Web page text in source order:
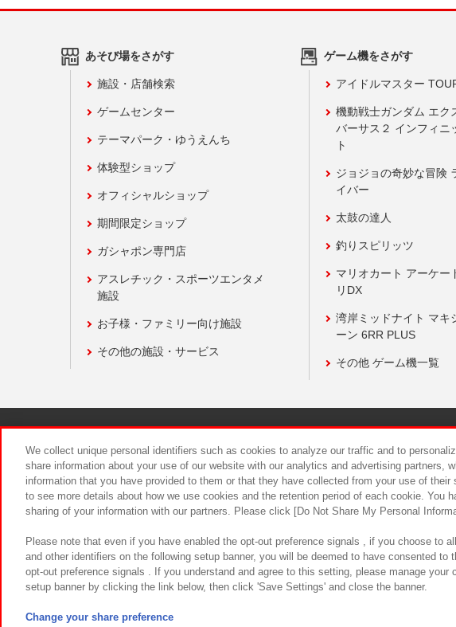
あそび場をさがす
施設・店舗検索
ゲームセンター
テーマパーク・ゆうえんち
体験型ショップ
オフィシャルショップ
期間限定ショップ
ガシャポン専門店
アスレチック・スポーツエンタメ
施設
お子様・ファミリー向け施設
その他の施設・サービス
ゲーム機をさがす
アイドルマスター
機動戦士ガンダム エク
バーサス２ インフィニ
ト
ジョジョの奇妙な冒険
イバー
太鼓の達人
釣りスピリッツ
マリオカート アーケー
リDX
湾岸ミッドナイト マキ
ーン 6RR PLUS
その他 ゲーム機一覧
食品のご提供について カス
We collect unique personal identifiers such as cookies to analyze our traffic and to
share information about your use of our website with our analytics and advertising partners,
information that you have provided to them or that they have collected from your use of
to see more details about how we use cookies and the retention period of each cookie. You
sharing of your information with our partners. Please click [Do Not Share My Personal
Please note that even if you have enabled the opt-out preference signals , if you choose to
and other identifiers on the following setup banner, you will be deemed to have consented to
opt-out preference signals . If you understand and agree to this setting, please manage your
setup banner by clicking the link below, then click 'Save Settings' and close the banner.
Change your share preference